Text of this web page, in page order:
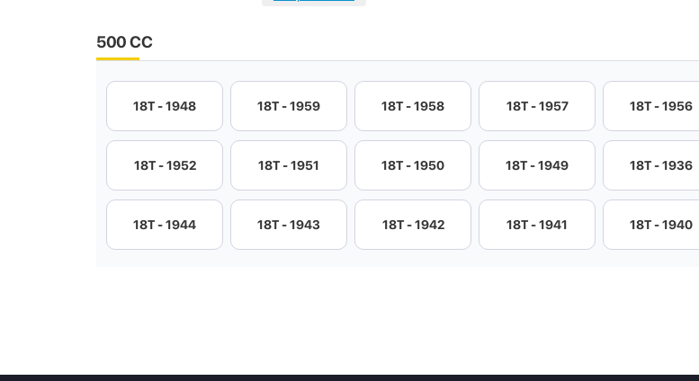
500 CC
18T - 1948 18T - 1959 18T - 1958 18T - 1957 18T - 1956
18T - 1952 18T - 1951 18T - 1950 18T - 1949 18T - 1936
18T - 1944 18T - 1943 18T - 1942 18T - 1941 18T - 1940